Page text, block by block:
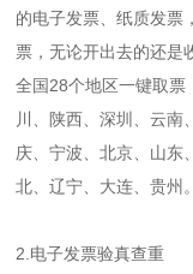
的电子发票、纸质发票
票，无论开出去的还是
全国28个地区一键取票
川、陕西、深圳、云南
庆、宁波、北京、山东
北、辽宁、大连、贵州。
2.电子发票验真查重